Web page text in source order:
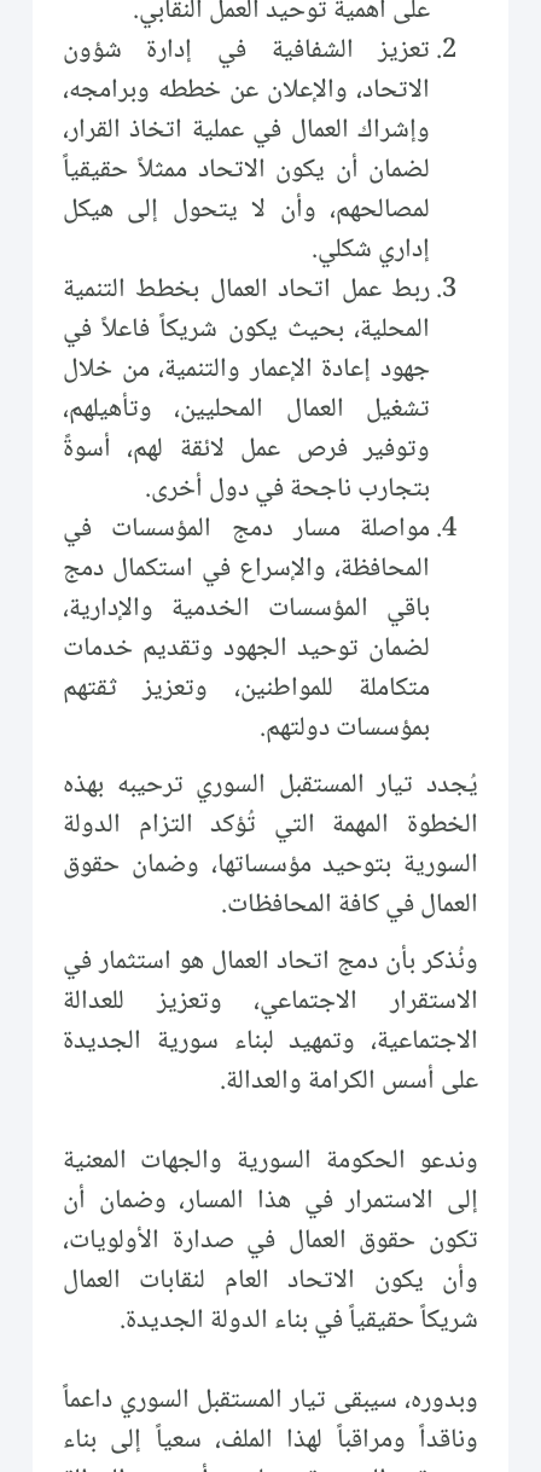
على أهمية توحيد العمل النقابي.
تعزيز الشفافية في إدارة شؤون
الاتحاد، والإعلان عن خططه وبرامجه،
وإشراك العمال في عملية اتخاذ القرار،
لضمان أن يكون الاتحاد ممثلاً حقيقياً
لمصالحهم، وأن لا يتحول إلى هيكل
إداري شكلي.
ربط عمل اتحاد العمال بخطط التنمية
المحلية، بحيث يكون شريكاً فاعلاً في
جهود إعادة الإعمار والتنمية، من خلال
تشغيل العمال المحليين، وتأهيلهم،
وتوفير فرص عمل لائقة لهم، أسوةً
بتجارب ناجحة في دول أخرى.
مواصلة مسار دمج المؤسسات في
المحافظة، والإسراع في استكمال دمج
باقي المؤسسات الخدمية والإدارية،
لضمان توحيد الجهود وتقديم خدمات
متكاملة للمواطنين، وتعزيز ثقتهم
بمؤسسات دولتهم.
يُجدد تيار المستقبل السوري ترحيبه بهذه
الخطوة المهمة التي تُؤكد التزام الدولة
السورية بتوحيد مؤسساتها، وضمان حقوق
العمال في كافة المحافظات.
ونُذكر بأن دمج اتحاد العمال هو استثمار في
الاستقرار الاجتماعي، وتعزيز للعدالة
الاجتماعية، وتمهيد لبناء سورية الجديدة
على أسس الكرامة والعدالة.
وندعو الحكومة السورية والجهات المعنية
إلى الاستمرار في هذا المسار، وضمان أن
تكون حقوق العمال في صدارة الأولويات،
وأن يكون الاتحاد العام لنقابات العمال
شريكاً حقيقياً في بناء الدولة الجديدة.
وبدوره، سيبقى تيار المستقبل السوري داعماً
وناقداً ومراقباً لهذا الملف، سعياً إلى بناء